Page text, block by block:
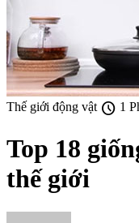
Thế giới động vật schedule 1
Top 18
thế giới